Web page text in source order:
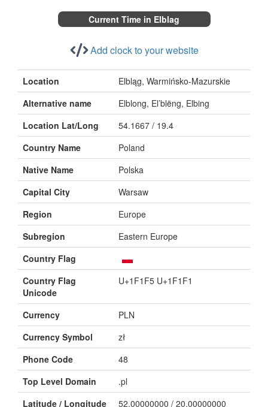
Current Time in Elblag
Add clock to your website
Location
Elbląg, Warmińsko-Mazurskie
Alternative name
Elblong, El’blëng, Elbing
Location Lat/Long
54.1667 / 19.4
Country Name
Poland
Native Name
Polska
Capital City
Warsaw
Region
Europe
Subregion
Eastern Europe
Country Flag
Country Flag
Unicode
U+1F1F5 U+1F1F1
Currency
PLN
Currency Symbol
zł
Phone Code
48
Top Level Domain
.pl
Latitude / Longitude
52.00000000 / 20.00000000